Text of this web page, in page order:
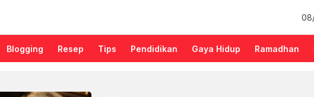
Blogging Resep Tips Pendidikan Gaya Hidup Ramadhan